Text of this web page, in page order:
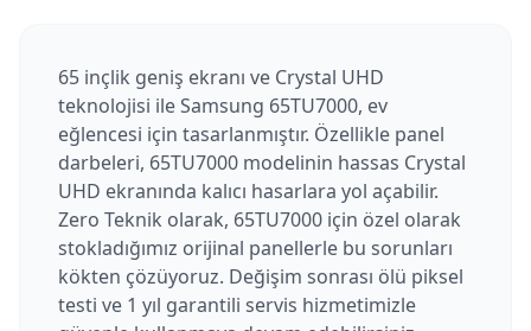
65 inçlik geniş ekranı ve Crystal UHD
teknolojisi ile Samsung 65TU7000, ev
eğlencesi için tasarlanmıştır. Özellikle panel
darbeleri, 65TU7000 modelinin hassas Crystal
UHD ekranında kalıcı hasarlara yol açabilir.
Zero Teknik olarak, 65TU7000 için özel olarak
stokladığımız orijinal panellerle bu sorunları
kökten çözüyoruz. Değişim sonrası ölü piksel
testi ve 1 yıl garantili servis hizmetimizle